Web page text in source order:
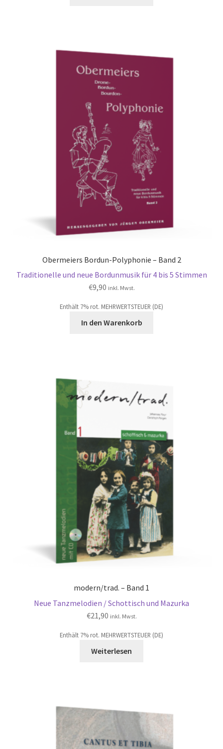
Obermeiers Bordun-Polyphonie – Band 2
Traditionelle und neue Bordunmusik für 4 bis 5 Stimmen
€9,90 inkl. Mwst.
Enthält 7% rot. MEHRWERTSTEUER (DE)
In den Warenkorb
modern/trad. – Band 1
Neue Tanzmelodien / Schottisch und Mazurka
€21,90 inkl. Mwst.
Enthält 7% rot. MEHRWERTSTEUER (DE)
Weiterlesen